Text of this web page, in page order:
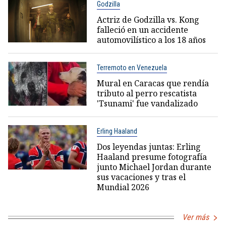
Godzilla
Actriz de Godzilla vs. Kong
falleció en un accidente
automovilístico a los 18 años
Terremoto en Venezuela
Mural en Caracas que rendía
tributo al perro rescatista
'Tsunami' fue vandalizado
Erling Haaland
Dos leyendas juntas: Erling
Haaland presume fotografía
junto Michael Jordan durante
sus vacaciones y tras el
Mundial 2026
Ver más